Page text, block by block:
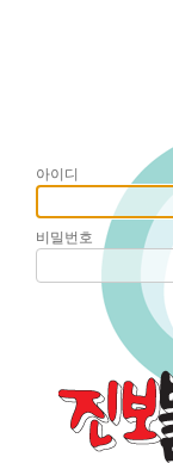
아이디
비밀번호